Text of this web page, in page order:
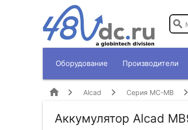
search
Оборудование Производители
home Alcad Серия MC-MB
Аккумулятор Alcad